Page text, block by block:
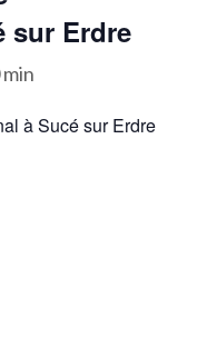
sur Erdre
min
à Sucé sur Erdre